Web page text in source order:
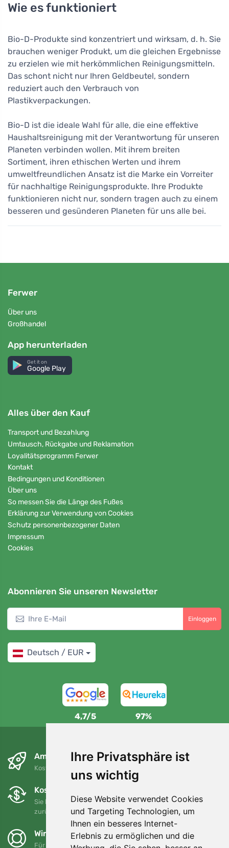
Ihre Privatsphäre ist
uns wichtig
Diese Website verwendet Cookies
und Targeting Technologien, um
Ihnen ein besseres Internet-
Erlebnis zu ermöglichen und die
Wie es funktioniert
Bio-D-Produkte sind konzentriert und wirksam, d. h. Sie
brauchen weniger Produkt, um die gleichen Ergebnisse
zu erzielen wie mit herkömmlichen Reinigungsmitteln.
Das schont nicht nur Ihren Geldbeutel, sondern
reduziert auch den Verbrauch von
Plastikverpackungen.
Bio-D ist die ideale Wahl für alle, die eine effektive
Haushaltsreinigung mit der Verantwortung für unseren
Planeten verbinden wollen. Mit ihrem breiten
Sortiment, ihren ethischen Werten und ihrem
umweltfreundlichen Ansatz ist die Marke ein Vorreiter
für nachhaltige Reinigungsprodukte. Ihre Produkte
funktionieren nicht nur, sondern tragen auch zu einem
besseren und gesünderen Planeten für uns alle bei.
Ferwer
Über uns
Großhandel
App herunterladen
Get it on
Google Play
Alles über den Kauf
Transport und Bezahlung
Umtausch, Rückgabe und Reklamation
Loyalitätsprogramm Ferwer
Kontakt
Bedingungen und Konditionen
Über uns
So messen Sie die Länge des Fußes
Erklärung zur Verwendung von Cookies
Schutz personenbezogener Daten
Impressum
Cookies
Abonnieren Sie unseren Newsletter
Einloggen
Deutsch / EUR
4,7/5 97%
Am nächsten Tag und kostenlos
Kostenloser Versand für Bestellungen über 80 EUR
Kostenloser Umtausch und Rückgabe
Sie können Ihre Bestellung jederzeit innerhalb von 90 Tagen
zurückgeben oder umtauschen.
Wir unterstützen Trees.org
Für jede Bestellung pflanzen wir einen Baum! Mehr lesen